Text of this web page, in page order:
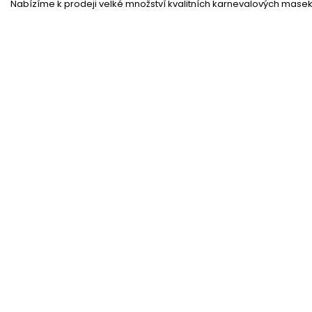
Nabízíme k prodeji velké množství kvalitních karnevalových